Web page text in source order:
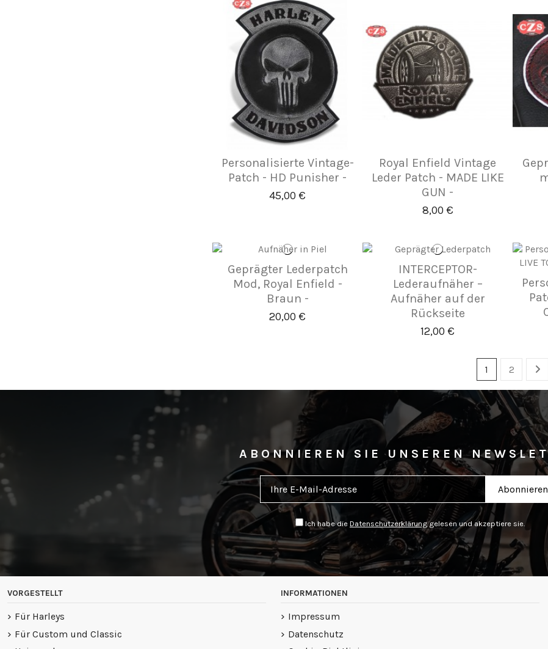
Personalisierte Vintage-
Patch - HD Punisher -
45,00 €
Royal Enfield Vintage
Leder Patch - MADE LIKE
GUN -
8,00 €
Geprägter Lederpatch
Mod, Royal Enfield -
Braun -
20,00 €
INTERCEPTOR-
Lederaufnäher –
Aufnäher auf der
Rückseite
12,00 €
1 2
ABONNIEREN SIE UNSEREN
Ich habe die Datenschutzerklärung gelesen und akzeptiere sie.
VORGESTELLT
Für Harleys
Für Custom und Classic
INFORMATIONEN
Impressum
Datenschutz